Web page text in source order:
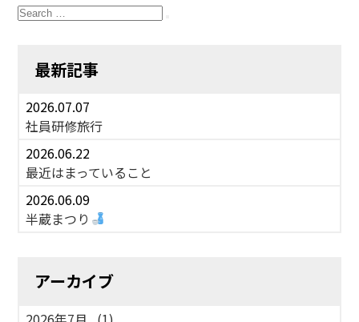
Search
for:
最新記事
2026.07.07
社員研修旅行
2026.06.22
最近はまっていること
2026.06.09
半蔵まつり
アーカイブ